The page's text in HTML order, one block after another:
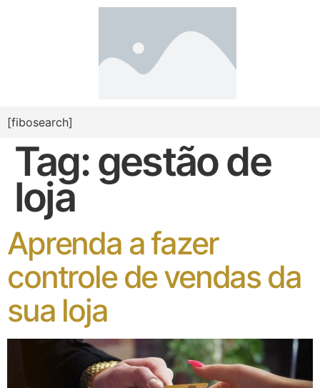
[fibosearch]
Tag:gestão de
loja
Aprenda a fazer
controle de vendas da
sua loja